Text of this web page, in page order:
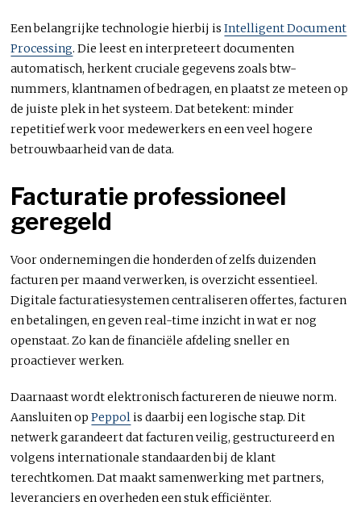
Een belangrijke technologie hierbij isIntelligent Document
Processing. Die leest en interpreteert documenten
automatisch, herkent cruciale gegevens zoals btw-
nummers, klantnamen of bedragen, en plaatst ze meteen op
de juiste plek in het systeem. Dat betekent: minder
repetitief werk voor medewerkers en een veel hogere
betrouwbaarheid van de data.
Facturatie professioneel
geregeld
Voor ondernemingen die honderden of zelfs duizenden
facturen per maand verwerken, is overzicht essentieel.
Digitale facturatiesystemen centraliseren offertes, facturen
en betalingen, en geven real-time inzicht in wat er nog
openstaat. Zo kan de financiële afdeling sneller en
proactiever werken.
Daarnaast wordt elektronisch factureren de nieuwe norm.
Aansluiten opPeppolis daarbij een logische stap. Dit
netwerk garandeert dat facturen veilig, gestructureerd en
volgens internationale standaarden bij de klant
terechtkomen. Dat maakt samenwerking met partners,
leveranciers en overheden een stuk efficiënter.